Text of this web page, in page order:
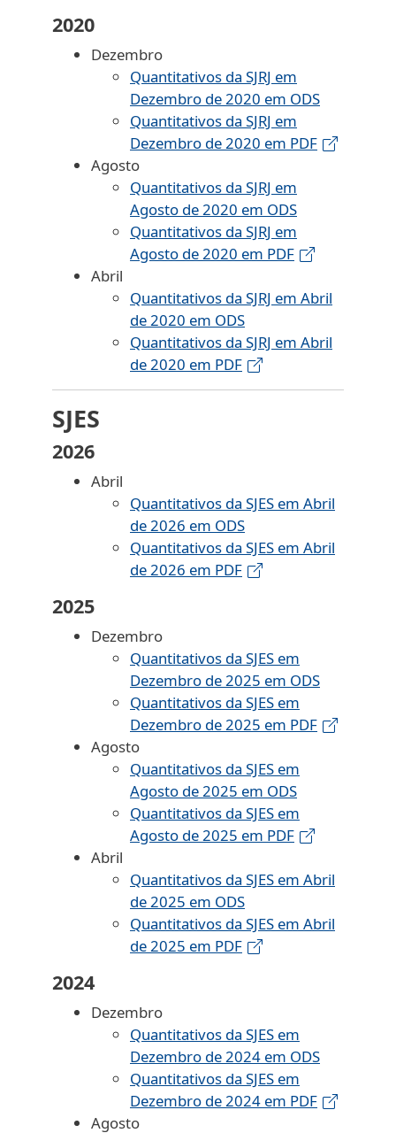
2020
Dezembro
Quantitativos da SJRJ em
Dezembro de 2020 em ODS
Quantitativos da SJRJ em
Dezembro de 2020 em PDF
Agosto
Quantitativos da SJRJ em
Agosto de 2020 em ODS
Quantitativos da SJRJ em
Agosto de 2020 em PDF
Abril
Quantitativos da SJRJ em Abril
de 2020 em ODS
Quantitativos da SJRJ em Abril
de 2020 em PDF
SJES
2026
Abril
Quantitativos da SJES em Abril
de 2026 em ODS
Quantitativos da SJES em Abril
de 2026 em PDF
2025
Dezembro
Quantitativos da SJES em
Dezembro de 2025 em ODS
Quantitativos da SJES em
Dezembro de 2025 em PDF
Agosto
Quantitativos da SJES em
Agosto de 2025 em ODS
Quantitativos da SJES em
Agosto de 2025 em PDF
Abril
Quantitativos da SJES em Abril
de 2025 em ODS
Quantitativos da SJES em Abril
de 2025 em PDF
2024
Dezembro
Quantitativos da SJES em
Dezembro de 2024 em ODS
Quantitativos da SJES em
Dezembro de 2024 em PDF
Agosto